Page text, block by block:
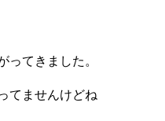
ってきました。
てませんけどね